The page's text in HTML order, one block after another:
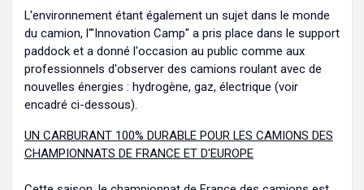
L'environnement étant également un sujet dans le monde
du camion, l'"Innovation Camp" a pris place dans le support
paddock et a donné l'occasion au public comme aux
professionnels d'observer des camions roulant avec de
nouvelles énergies : hydrogène, gaz, électrique (voir
encadré ci-dessous).
UN CARBURANT 100% DURABLE POUR LES CAMIONS DES
CHAMPIONNATS DE FRANCE ET D'EUROPE